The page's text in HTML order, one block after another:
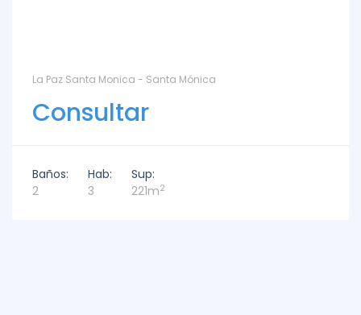
La Paz Santa Monica - Santa Mónica
Consultar
Baños:
2
Hab:
3
Sup:
221m2